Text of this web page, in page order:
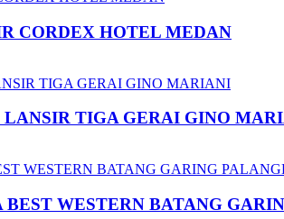
CORDEX HOTEL MEDAN
LANSIR TIGA GERAI GINO
BEST WESTERN BATANG